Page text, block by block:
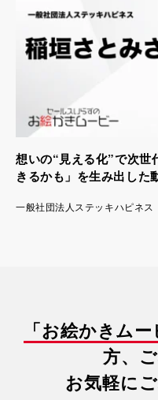
想いの“見える化”で次世
きるかも」を生み出した
一般社団法人ステッキハピネ
「お絵かきム
方、
お気軽に